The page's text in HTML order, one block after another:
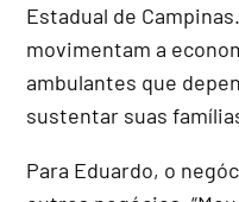
Estadual de
movimentam a
ambulantes que
sustentar suas
Para Eduardo, o